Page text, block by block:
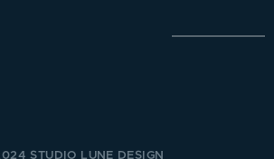
STUDIO LUNE DESIGN